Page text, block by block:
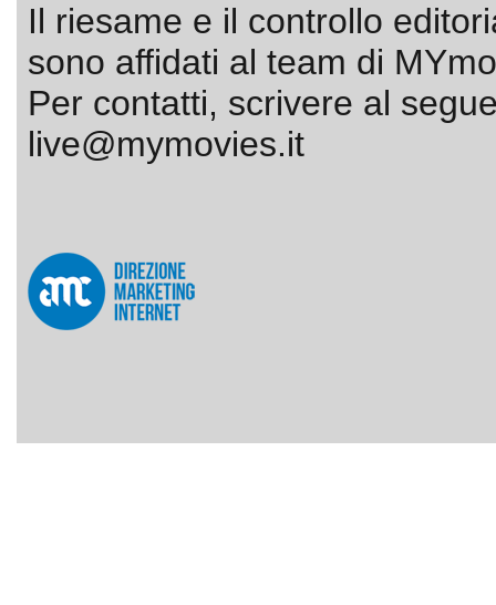
Il riesame e il controllo
sono affidati al team di
Per contatti, scrivere al
live@mymovies.it